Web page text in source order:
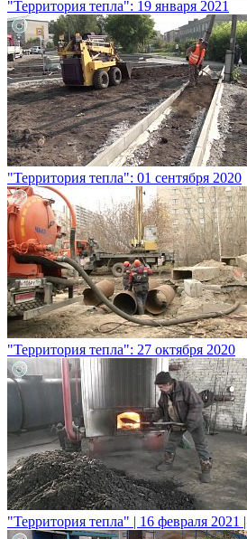
"Территория тепла": 19 января 2021
"Территория тепла": 01 сентября 2020
"Территория тепла": 27 октября 2020
"Территория тепла" | 16 февраля